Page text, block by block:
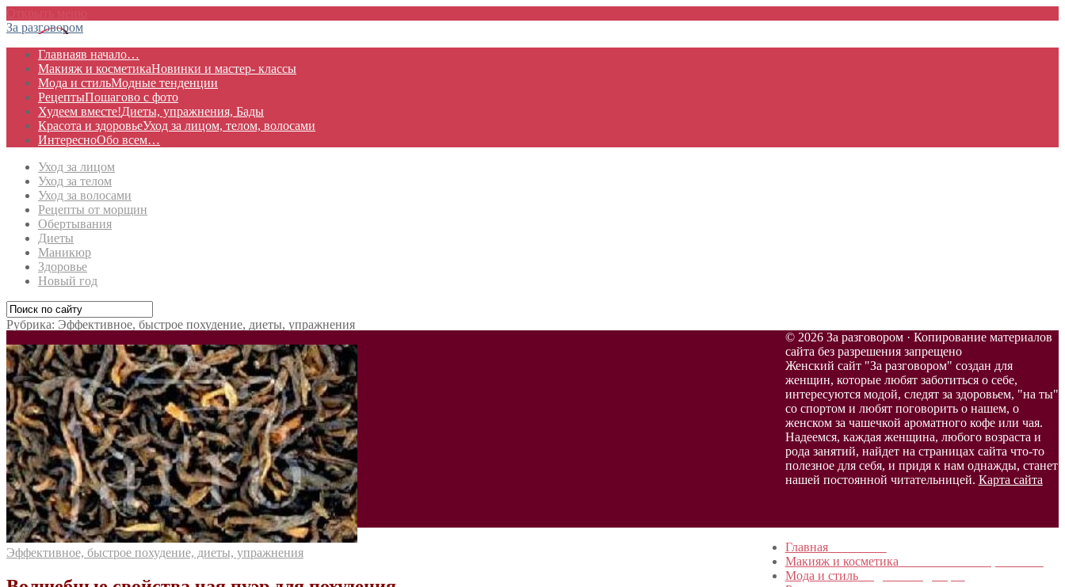
За разговором
Главнаяв начало…
Макияж и косметикаНовинки и мастер- классы
Мода и стильМодные тенденции
РецептыПошагово с фото
Худеем вместе!Диеты, упражнения, Бады
Красота и здоровьеУход за лицом, телом, волосами
ИнтересноОбо всем…
Уход за лицом
Уход за телом
Уход за волосами
Рецепты от морщин
Обертывания
Диеты
Маникюр
Здоровье
Новый год
Рубрика: Эффективное, быстрое похудение, диеты, упражнения
Эффективное, быстрое похудение, диеты, упражнения
© 2026 За разговором · Копирование материалов
сайта без разрешения запрещено
Женский сайт "За разговором" создан для
женщин, которые любят заботиться о себе,
интересуются модой, следят за здоровьем, "на ты"
со спортом и любят поговорить о нашем, о
женском за чашечкой ароматного кофе или чая.
Надеемся, каждая женщина, любого возраста и
рода занятий, найдет на страницах сайта что-то
полезное для себя, и придя к нам однажды, станет
нашей постоянной читательницей. Карта сайта
Главнаяв начало…
Макияж и косметика
Мода и стильМодные тенденции